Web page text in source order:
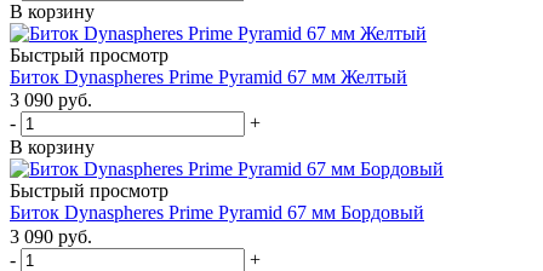
В корзину
Быстрый просмотр
Биток Dynaspheres Prime Pyramid 67 мм Желтый
3 090 руб.
-
+
В корзину
Быстрый просмотр
Биток Dynaspheres Prime Pyramid 67 мм Бордовый
3 090 руб.
-
+